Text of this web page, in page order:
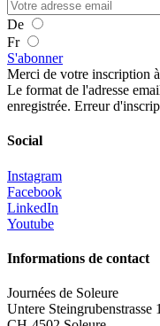
De
Fr
S'abonner
Merci de votre inscription
Le format de l'adresse
enregistrée. Erreur
Social
Instagram
Facebook
LinkedIn
Youtube
Informations de contact
Journées de Soleure
Untere Steingrubenstrasse